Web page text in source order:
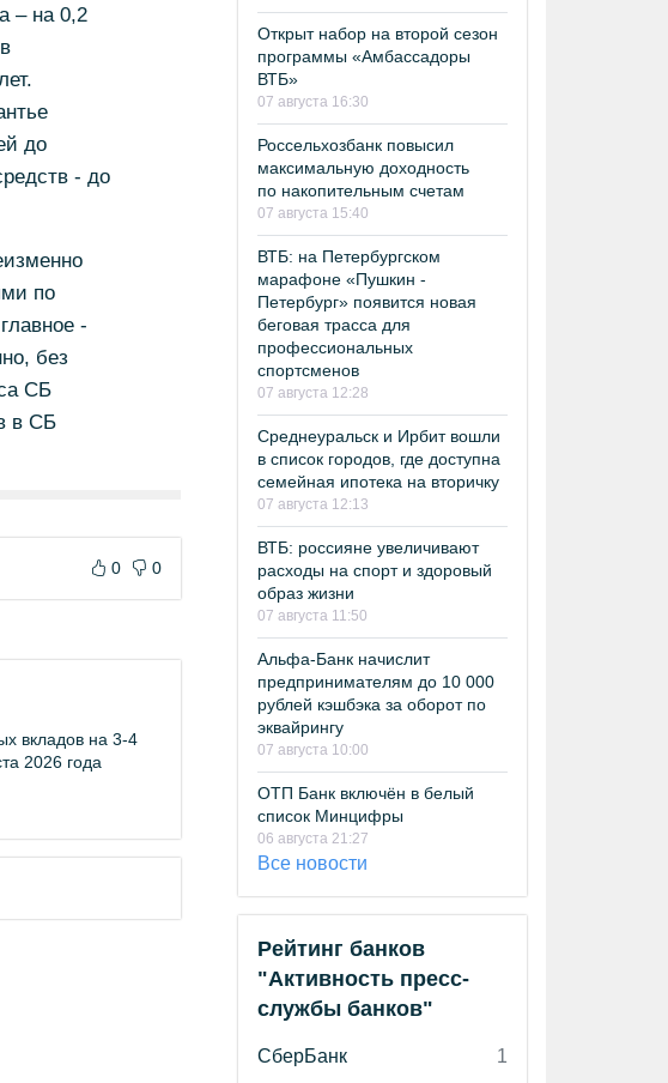
– на 0,2
до
- до
по
-
без
СБ
в СБ
0 0
вкладов на 3-4
2026 года
Открыт набор на второй сезон
программы «Амбассадоры
ВТБ»
07 августа 16:30
Россельхозбанк повысил
максимальную доходность
по накопительным счетам
07 августа 15:40
ВТБ: на Петербургском
марафоне «Пушкин -
Петербург» появится новая
беговая трасса для
профессиональных
спортсменов
07 августа 12:28
Среднеуральск и Ирбит вошли
в список городов, где доступна
семейная ипотека на вторичку
07 августа 12:13
ВТБ: россияне увеличивают
расходы на спорт и здоровый
образ жизни
07 августа 11:50
Альфа-Банк начислит
предпринимателям до 10 000
рублей кэшбэка за оборот по
эквайрингу
07 августа 10:00
ОТП Банк включён в белый
список Минцифры
06 августа 21:27
Все новости
Рейтинг банков
"Активность пресс-
службы банков"
СберБанк
1